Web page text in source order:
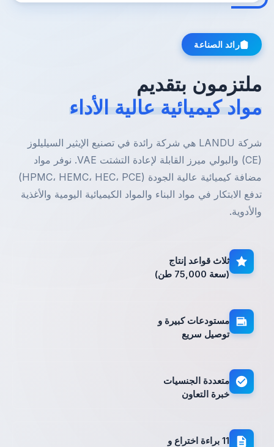
رائد الصناعة
بتقديم
كيميائية عالية الأداء
شركة LANDU هي شركة رائدة في تصنيع الإيثير السيليلوز
(CE) والبولي ميرز القابلة لإعادة التشتت VAE. نوفر مواد
مضافة كيميائية عالية الجودة (HPMC، HEMC، HEC، PCE)
الابتكار في مواد البناء والمواد الكيميائية اليومية والأغذية
ثلاث قواعد إنتاج
(سعة 75,000 طن)
مستودعات كبيرة و
توصيل سريع
متعددة الجنسيات
خبرة التعاون
11 براءة اختراع و